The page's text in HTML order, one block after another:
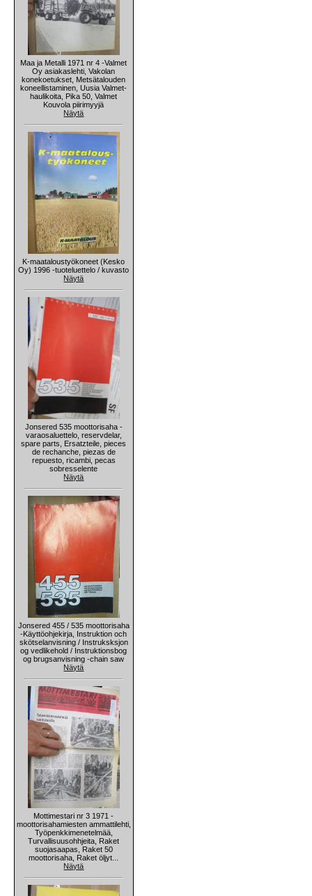
Maa ja Metalli 1971 nr 4 -Valmet
Oy asiakaslehti, Vakolan
konekoetukset, Metsätalouden
koneellistaminen, Uusia Valmet-
haulikoita, Pika 50, Valmet
Kouvola piirimyyjä
Näytä
K-maataloustyökoneet (Kesko
Oy) 1996 -tuoteluettelo / kuvasto
Näytä
Jonsered 535 moottorisaha -
varaosaluettelo, reservdelar,
spare parts, Ersatzteile, pieces
de rechanche, piezas de
repuesto, ricambi, pecas
sobresselente
Näytä
Jonsered 455 / 535 moottorisaha
-Käyttöohjekirja, Instruktion och
skötselanvisning / Instruksksjon
og vedlikehold / Instruktionsbog
og brugsanvisning -chain saw
Näytä
Mottimestari nr 3 1971 -
moottorisahamiesten ammattilehti,
Työpenkkimenetelmää,
Turvallisuusohhjeita, Raket
suojasaapas, Raket 50
moottorisaha, Raket öljyt...
Näytä